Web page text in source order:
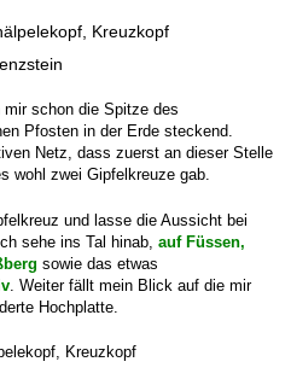
schon die Spitze des
Pfosten in der Erde steckend.
Netz, dass zuerst an dieser Stelle
wohl zwei Gipfelkreuze gab.
und lasse die Aussicht bei
sehe ins Tal hinab, auf Füssen,
sowie das etwas
. Weiter fällt mein Blick auf die mir
Hochplatte.